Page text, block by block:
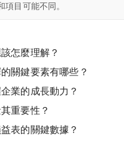
目可能不同。
怎麼理解？
關鍵要素有哪些？
業的成長動力？
重要性？
表的關鍵數據？